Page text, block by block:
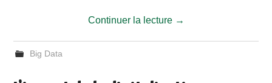
Continuer la lecture →
Big Data